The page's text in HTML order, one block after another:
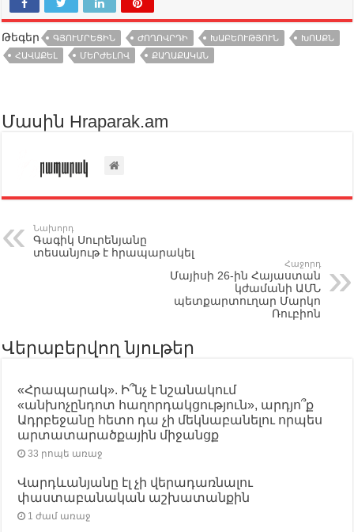
Թեգեր ԳՅՈՒՄՐԵՑԻՆ ԺՈՂՈՎՐԴԻ ԽԱԲԵՈՒԹՅՈՒՆ
ԽՈՍՔՆ
ՀԱՎԱՔԵԼ
ՄԵՐԺԵԼՈՎ ՔԱՂԱՔԱԿԱՆ
Մասին Hraparak.am
Նախորդ
Գագիկ Սուրենյանը
տեսանյութ է հրապարակել
Հաջորդ
Մայիսի 26-ին Հայաստան
կժամանի ԱՄՆ
պետքարտուղար Մարկո
Ռուբիոն
Վերաբերվող նյութեր
«Հրապարակ». Ի՞նչ է նշանակում
«անխոչընդոտ հաղորդակցություն», արդյո՞ք
Ադրբեջանը հետո դա չի մեկնաբանելու որպես
արտատարածքային միջանցք
33 րոպե առաջ
Վարդևանյանը էլ չի վերադառնալու
փաստաբանական աշխատանքին
1 ժամ առաջ